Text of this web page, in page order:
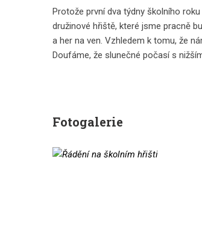
Protože první dva týdny školního
družinové hřiště, které jsme pracně
a her na ven. Vzhledem k tomu, že
Doufáme, že slunečné počasí s
Fotogalerie